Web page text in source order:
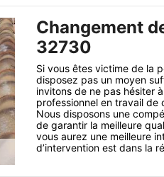
Changement
32730
Si vous êtes victime de la
disposez pas un moyen
invitons de ne pas hésiter
professionnel en travail
Nous disposons une
de garantir la meilleure
vous aurez une meilleure
d’intervention est dans la